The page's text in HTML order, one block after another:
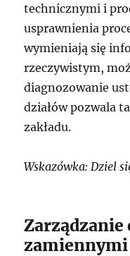
technicznymi i
usprawnienia
wymieniają się
rzeczywistym,
diagnozowanie
działów pozwala
zakładu.
Wskazówka: Dziel
Zarządzanie
zamiennymi